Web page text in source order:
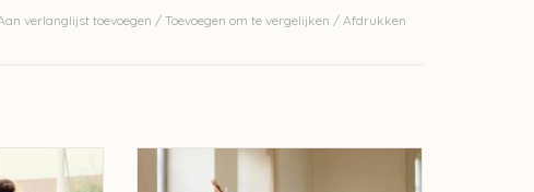
verlanglijst toevoegen / Toevoegen om te vergelijken / Afdrukken
Filcolana Jongleuse t-shirt breipakket